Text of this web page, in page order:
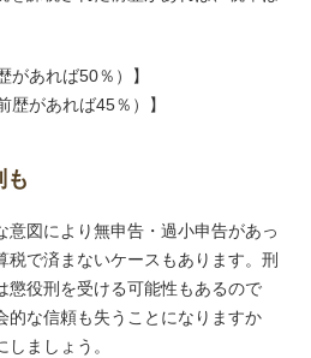
あれば50％）】
があれば45％）】
も
意図により無申告・過小申告があっ
税で済まないケースもあります。刑
懲役刑を受ける可能性もあるので
的な信頼も失うことになりますか
ましょう。